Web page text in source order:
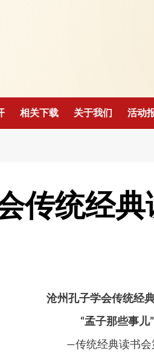
相关下载 关于我们 活动
传统经
沧州孔子学会传统经
“孟子那些事儿”
—传统经典读书会